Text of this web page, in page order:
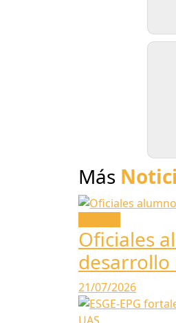
Más
Oficiales
desarrollo
21/07/2026